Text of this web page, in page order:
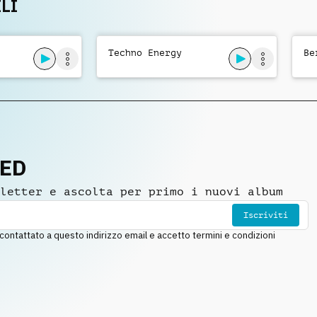
Techno Energy
e ascolta per primo i nuovi album
Iscriviti
a questo indirizzo email e accetto termini e condizioni